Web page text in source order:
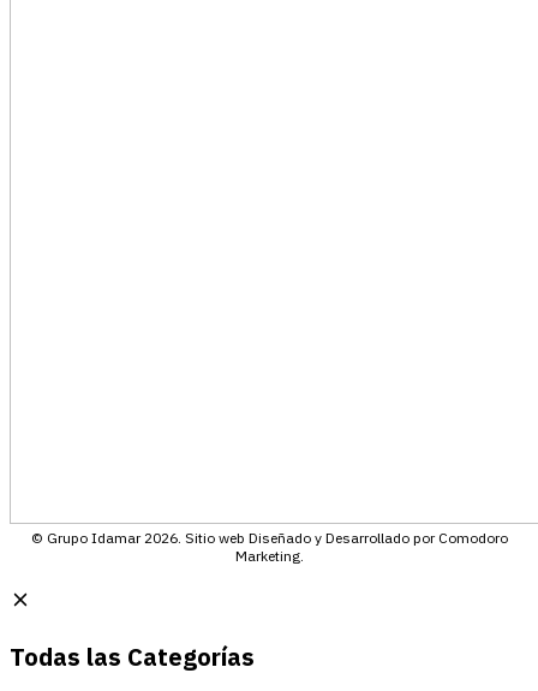
© Grupo Idamar 2026. Sitio web Diseñado y Desarrollado por Comodoro
Marketing.
Todas las Categorías